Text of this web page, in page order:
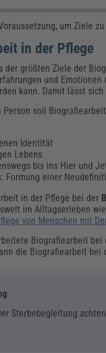
um Ziele
in der Pflege
der größten Ziele der
und
kann. Damit lässt
soll
Identität
Lebens
bis ins Hier und
Formung einer
in der Pflege bei der
im Alltagserleben
von Menschen mit
Biografiearbeit
die Biografiearbeit bei
Sterbebegleitung